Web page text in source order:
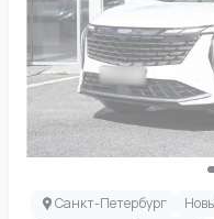
Санкт-Петербург